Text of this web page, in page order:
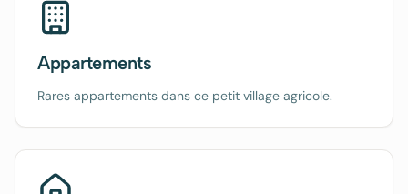
Appartements
Rares appartements dans ce petit village agricole.